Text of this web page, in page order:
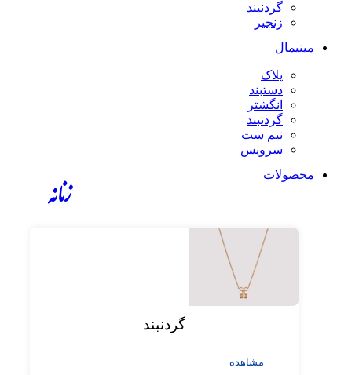
گردنبند
زنجیر
مینیمال
پلاک
دستبند
انگشتر
گردنبند
نیم ست
سرویس
محصولات
زنانه
گردنبند
مشاهده